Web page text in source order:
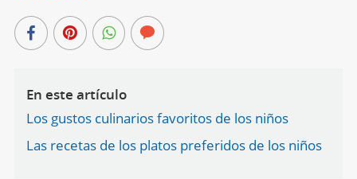
En este artículo
Los gustos culinarios favoritos de los niños
Las recetas de los platos preferidos de los niños